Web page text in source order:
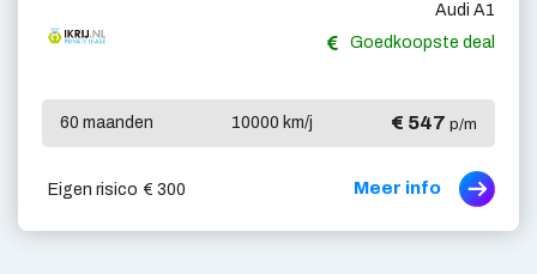
Audi A1
Goedkoopste deal
60 maanden 10000 km/j € 547 p/m
Eigen risico € 300 Meer info